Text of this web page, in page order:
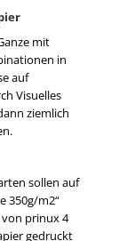
mit
in
auf
Visuelles
ziemlich
sollen auf
350g/m2“
prinux 4
gedruckt